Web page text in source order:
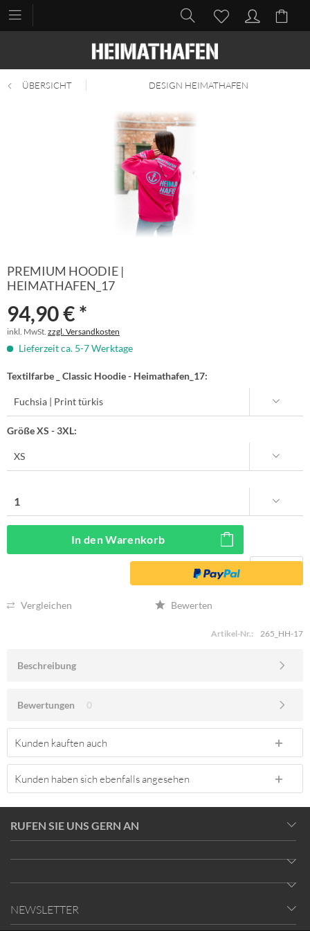
ÜBERSICHT DESIGN HEIMATHAFEN
PREMIUM HOODIE |
HEIMATHAFEN_17
94,90 € *
inkl. MwSt. zzgl. Versandkosten
Lieferzeit ca. 5-7 Werktage
Textilfarbe _ Classic Hoodie - Heimathafen_17:
Größe XS - 3XL:
In denWarenkorb
Vergleichen Bewerten
Artikel-Nr.: 265_HH-17
Beschreibung
Bewertungen 0
Kunden kauften auch
Kunden haben sich ebenfalls angesehen
RUFEN SIE UNS GERN AN
NEWSLETTER